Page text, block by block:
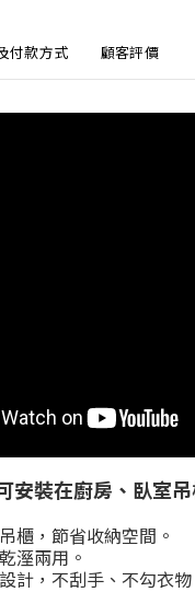
付款方式 顧客評價
安裝在廚房、臥室
櫃，節省收納空間。
溼兩用。
計，不刮手、不勾衣物